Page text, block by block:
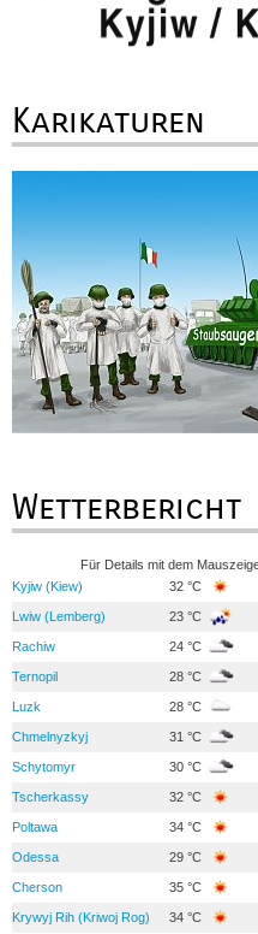
Karikaturen
Wetterbericht
Für Details mit dem
Kyjiw (Kiew)
32 °C
Lwiw (Lemberg) 23 °C
Rachiw 24 °C
Ternopil 28 °C
Luzk 28 °C
Chmelnyzkyj 31 °C
Schytomyr 30 °C
Tscherkassy 32 °C
Poltawa 34 °C
Odessa 29 °C
Cherson 35 °C
Krywyj Rih (Kriwoj Rog) 34 °C